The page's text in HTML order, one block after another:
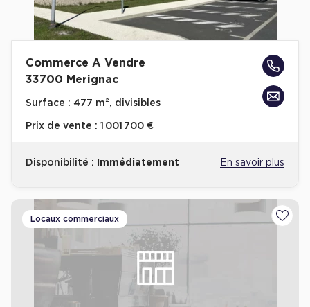
Commerce A Vendre
33700 Merignac
Surface : 477 m², divisibles
Prix de vente : 1 001 700 €
Disponibilité : Immédiatement En savoir plus
Locaux commerciaux